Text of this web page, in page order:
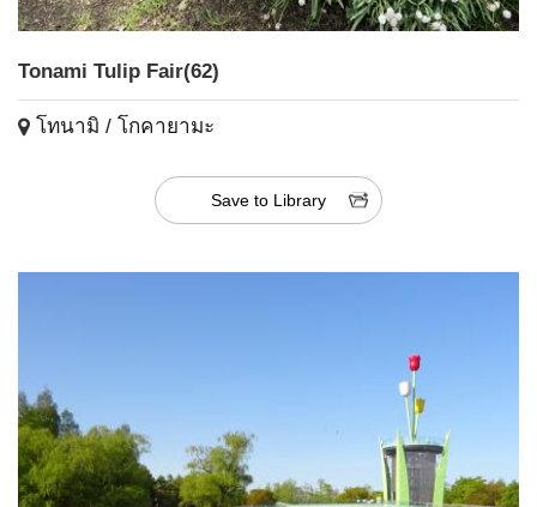
Tonami Tulip Fair(62)
โทนามิ / โกคายามะ
Save to Library